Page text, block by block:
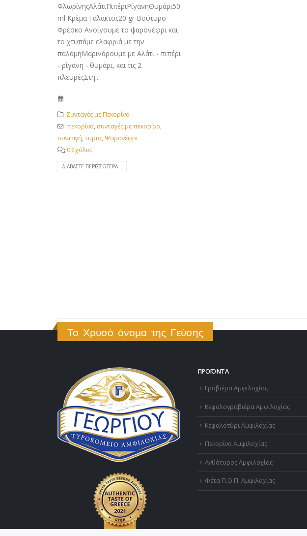
ΦλωρίνηςΑλάτιΠιπέριΡίγανηΘυμάρι50
ml Κρέμα Γάλακτος20 gr Βούτυρο
Φρέσκο Ανοίγουμε το ψαρονέφρι και
το χτυπάμε ελαφριά με την
παλάμηΜαρινάρουμε με Αλάτι - πιπέρι
- ρίγανη - θυμάρι, και τις 2
πλευρέςΣτη...
Συνταγές με Πεκορίνο
πεκορίνο, συνταγές με πεκορίνο,
συνταγή,τυριά,Ψαρονέφρι
0 Σχόλια
ΔΙΑΒΆΣΤΕ ΠΕΡΙΣΣΌΤΕΡΑ...
Το Χρυσό όνομα της Γεύσης
ΠΡΟΪΌΝΤΑ
Γραβιέρα Αμφιλοχίας
Κεφαλογραβιέρα Αμφιλοχίας
Κεφαλοτύρι Αμφιλοχίας
Πεκορίνο Αμφιλοχίας
Ανθότυρος Αμφιλοχίας
Φέτα Π.Ο.Π. Αμφιλοχίας